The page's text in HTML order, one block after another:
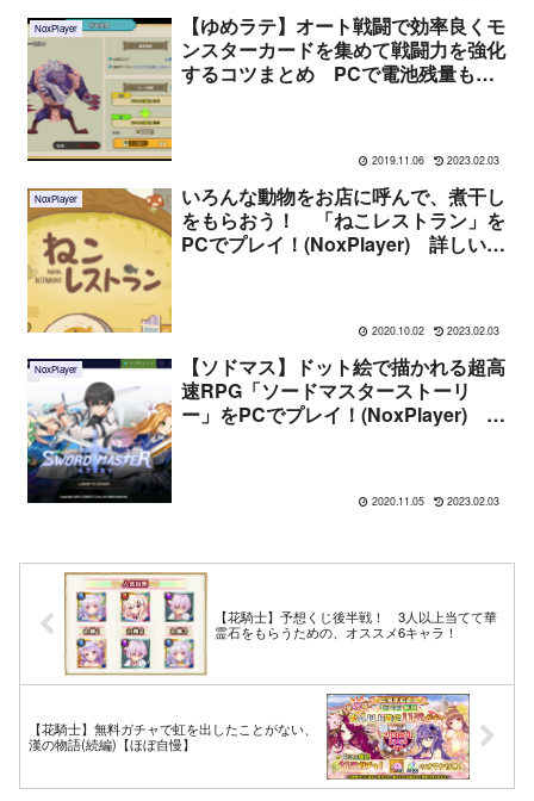
NoxPlayer
【ゆめラテ】オート戦闘で効率良くモ
ンスターカードを集めて戦闘力を強化
するコツまとめ PCで電池残量も発
2019.11.06 2023.02.03
NoxPlayer
いろんな動物をお店に呼んで、煮干し
をもらおう！ 「ねこレストラン」を
PCでプレイ！(NoxPlayer) 詳しい起
2020.10.02 2023.02.03
NoxPlayer
【ソドマス】ドット絵で描かれる超高
速RPG「ソードマスターストーリ
ー」をPCでプレイ！(NoxPlayer) 詳
2020.11.05 2023.02.03
【花騎士】予想くじ後半戦！ 3人以上当てて華
霊石をもらうための、オススメ6キャラ！
【花騎士】無料ガチャで虹を出したことがない、
漢の物語(続編)【ほぼ自慢】